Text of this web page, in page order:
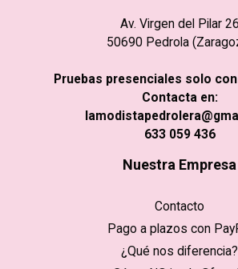
Av. Virgen del Pilar 26
50690 Pedrola
Pruebas presenciales solo
Contacta en:
633 059 436
Nuestra Empresa
Contacto
Pago a plazos con
¿Qué nos diferencia?